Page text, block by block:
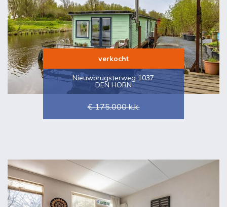
verkocht
Nieuwbrugsterweg 1037
DEN HORN
€ 175.000k.k.